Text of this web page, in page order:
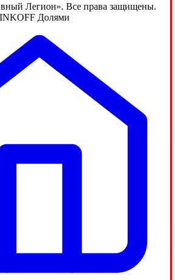
Легион». Все права защищены.
Долями